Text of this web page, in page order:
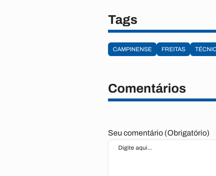
Tags
CAMPINENSE FREITAS
Comentários
Seu comentário (Obrigatório)